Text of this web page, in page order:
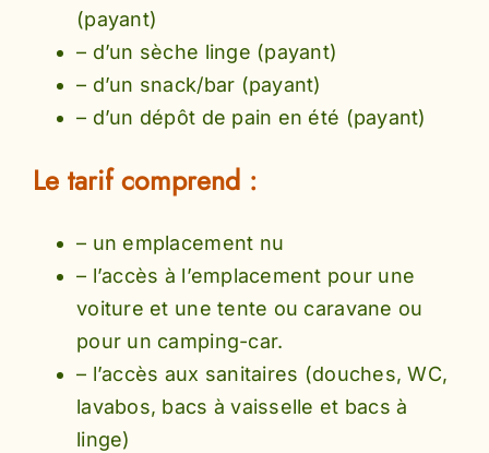
(payant)
– d’un sèche linge (payant)
– d’un snack/bar (payant)
– d’un dépôt de pain en été (payant)
Le tarif comprend :
– un emplacement nu
– l’accès à l’emplacement pour une
voiture et une tente ou caravane ou
pour un camping-car.
– l’accès aux sanitaires (douches, WC,
lavabos, bacs à vaisselle et bacs à
linge)